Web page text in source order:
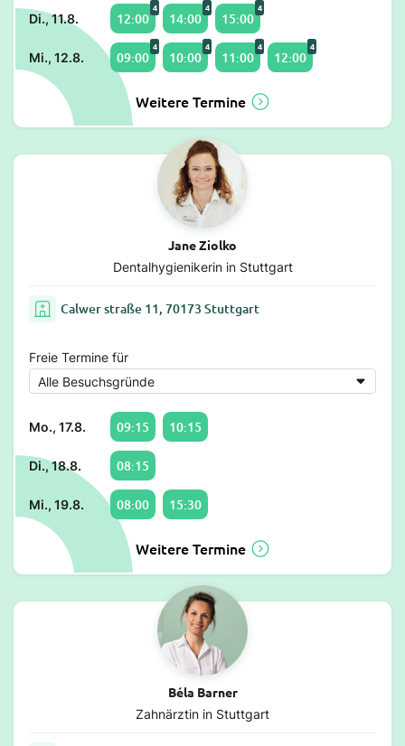
Di., 11.8. 12:00
4
14:00
4
15:00
4
Mi., 12.8. 09:00
4
10:00
4
11:00
4
12:00
4
Weitere Termine
Jane Ziolko
Dentalhygienikerin in Stuttgart
Calwer straße 11, 70173 Stuttgart
Freie Termine für
Mo., 17.8. 09:15 10:15
Di., 18.8. 08:15
Mi., 19.8. 08:00 15:30
Weitere Termine
Béla Barner
Zahnärztin in Stuttgart